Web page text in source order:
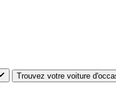
Trouvez votre voiture